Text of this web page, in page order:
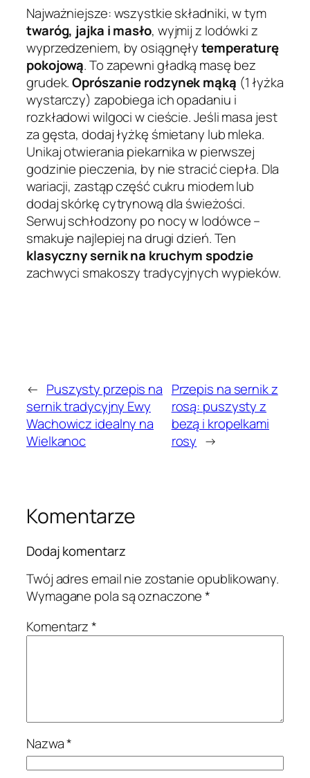
Najważniejsze: wszystkie składniki, w tym
twaróg, jajka i masło, wyjmij z lodówki z
wyprzedzeniem, by osiągnęłytemperaturę
pokojową. To zapewni gładką masę bez
grudek.Oprószanie rodzynek mąką (1 łyżka
wystarczy) zapobiega ich opadaniu i
rozkładowi wilgoci w cieście. Jeśli masa jest
za gęsta, dodaj łyżkę śmietany lub mleka.
Unikaj otwierania piekarnika w pierwszej
godzinie pieczenia, by nie stracić ciepła. Dla
wariacji, zastąp część cukru miodem lub
dodaj skórkę cytrynową dla świeżości.
Serwuj schłodzony po nocy w lodówce –
smakuje najlepiej na drugi dzień. Ten
klasyczny sernik na kruchym spodzie
zachwyci smakoszy tradycyjnych wypieków.
← Puszysty przepis na
sernik tradycyjny Ewy
Wachowicz idealny na
Wielkanoc
Przepis na sernik z
rosą: puszysty z
bezą i kropelkami
rosy →
Komentarze
Dodaj komentarz
Twój adres email nie zostanie opublikowany.
Wymagane pola są oznaczone*
Komentarz*
Nazwa*